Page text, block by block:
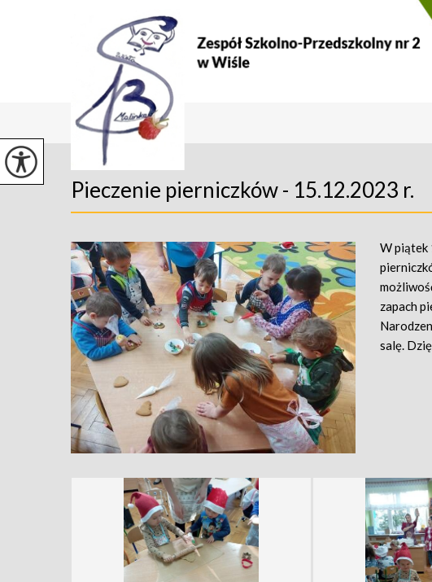
Pieczenie pierniczków - 15.12.2023 r.
W piątek
zapach
salę.